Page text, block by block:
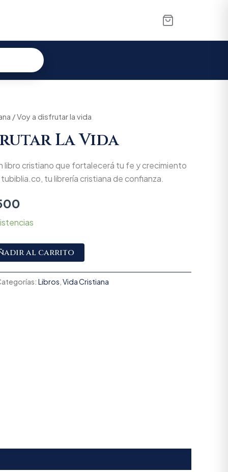
/ Voy a disfrutar la vida
La Vida
libro cristiano que fortalecerá tu fe y crecimiento
tu librería cristiana de confianza.
Current
price
is:
$28.500.
al carrito
Libros,Vida Cristiana